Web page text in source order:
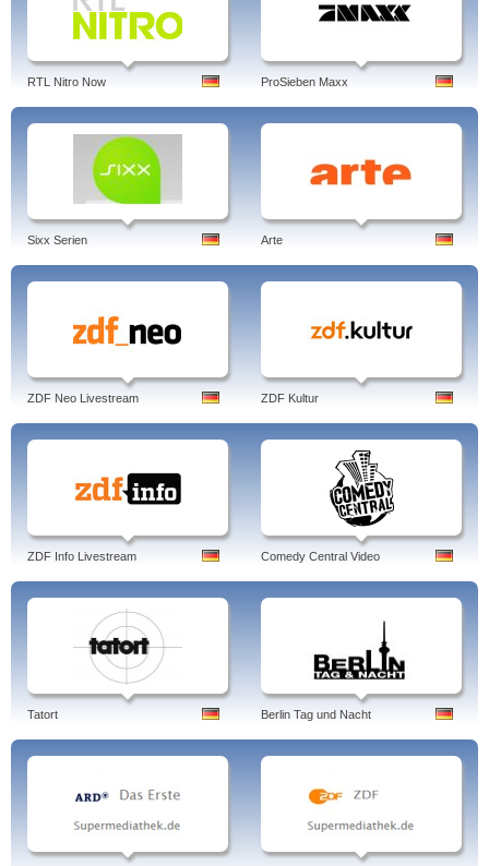
RTL Nitro Now ProSieben Maxx
Sixx Serien Arte
ZDF Neo Livestream ZDF Kultur
ZDF Info Livestream Comedy Central Video
Tatort Berlin Tag und Nacht